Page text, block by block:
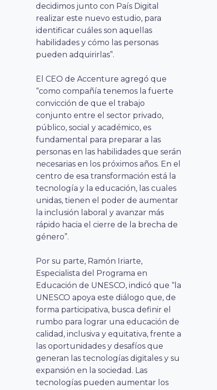
decidimos junto con País Digital
realizar este nuevo estudio, para
identificar cuáles son aquellas
habilidades y cómo las personas
pueden adquirirlas”.
El CEO de Accenture agregó que
“como compañía tenemos la fuerte
convicción de que el trabajo
conjunto entre el sector privado,
público, social y académico, es
fundamental para preparar a las
personas en las habilidades que serán
necesarias en los próximos años. En el
centro de esa transformación está la
tecnología y la educación, las cuales
unidas, tienen el poder de aumentar
la inclusión laboral y avanzar más
rápido hacia el cierre de la brecha de
género”.
Por su parte, Ramón Iriarte,
Especialista del Programa en
Educación de UNESCO, indicó que “la
UNESCO apoya este diálogo que, de
forma participativa, busca definir el
rumbo para lograr una educación de
calidad, inclusiva y equitativa, frente a
las oportunidades y desafíos que
generan las tecnologías digitales y su
expansión en la sociedad. Las
tecnologías pueden aumentar los